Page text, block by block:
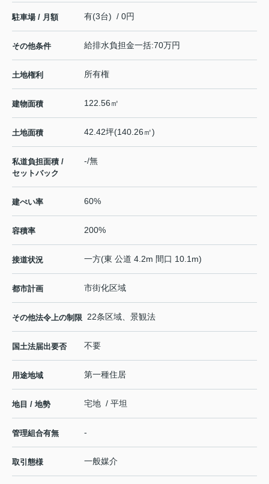
駐車場 / 月額 有(3台) / 0円
その他条件 給排水負担金一括:70万円
土地権利 所有権
建物面積 122.56㎡
土地面積 42.42坪(140.26㎡)
私道負担面積 /
セットバック
-/無
建ぺい率 60%
容積率 200%
接道状況 一方(東 公道 4.2m 間口 10.1m)
都市計画 市街化区域
その他法令上の制限 22条区域、景観法
国土法届出要否 不要
用途地域 第一種住居
地目 / 地勢 宅地 / 平坦
管理組合有無 -
取引態様 一般媒介